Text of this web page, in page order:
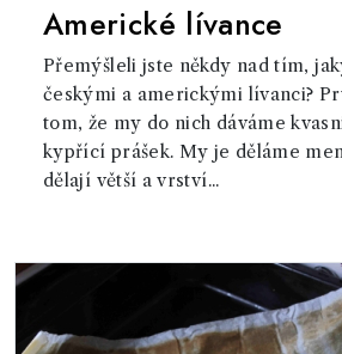
Americké lívance
Přemýšleli jste někdy nad tím,
českými a americkými lívanci?
tom, že my do nich dáváme
kypřící prášek. My je děláme
dělají větší a vrství...